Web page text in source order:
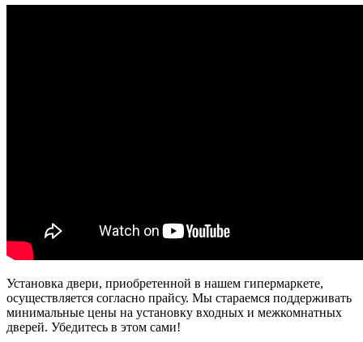
Установка двери, приобретенной в нашем гипермаркете,
осуществляется согласно прайсу. Мы стараемся поддерживать
минимальные цены на установку входных и межкомнатных
дверей. Убедитесь в этом сами!